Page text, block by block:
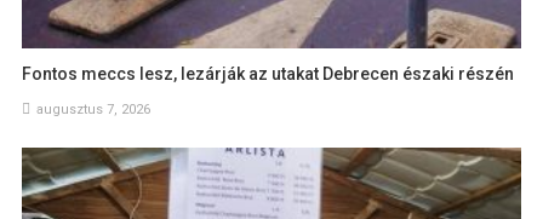
Fontos meccs lesz, lezárják az utakat Debrecen északi részén
augusztus 7, 2026